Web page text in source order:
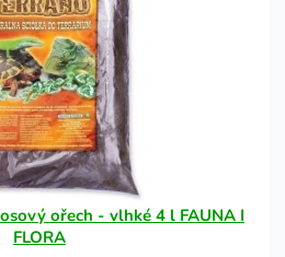
ořech - vlhké 4 l FAUNA I
FLORA